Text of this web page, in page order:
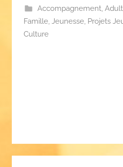
Accompagnement,
Famille, Jeunesse, Projets
Culture